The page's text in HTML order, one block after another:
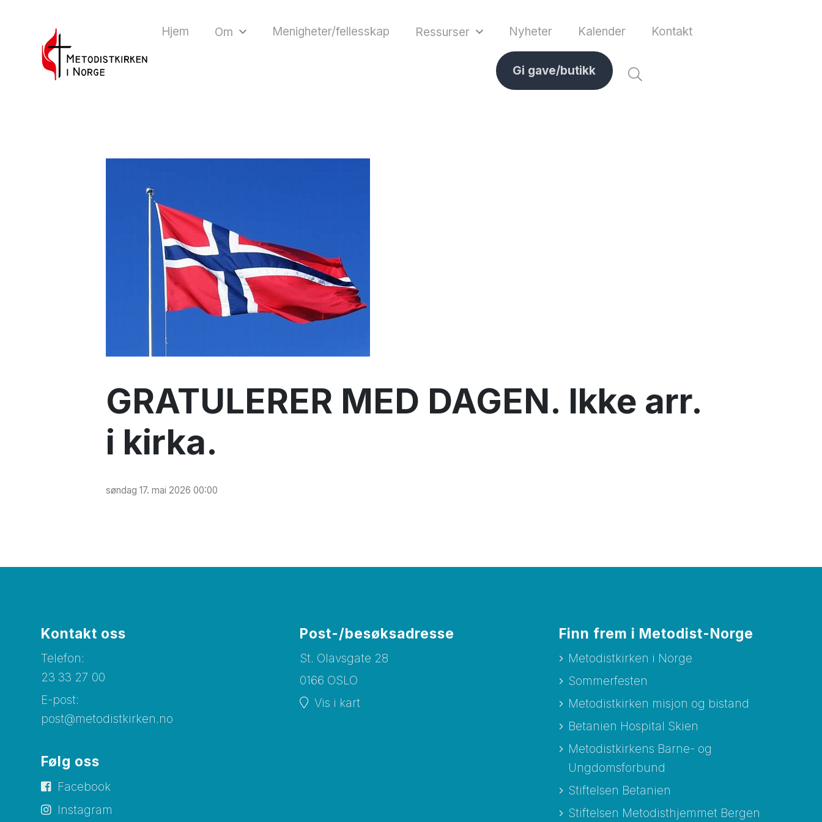
Hjem Om Menigheter/fellesskap Ressurser Nyheter Kalender Kontakt
Gi gave/butikk
GRATULERER MED DAGEN. Ikke arr.
i kirka.
søndag 17. mai 2026 00:00
Kontakt oss
Telefon:
23 33 27 00
E-post:
post@metodistkirken.no
Følg oss
Facebook
Instagram
Post-/besøksadresse
St. Olavsgate 28
0166 OSLO
Vis i kart
Finn frem i Metodist-Norge
Metodistkirken i Norge
Sommerfesten
Metodistkirken misjon og bistand
Betanien Hospital Skien
Metodistkirkens Barne- og
Ungdomsforbund
Stiftelsen Betanien
Stiftelsen Metodisthjemmet Bergen